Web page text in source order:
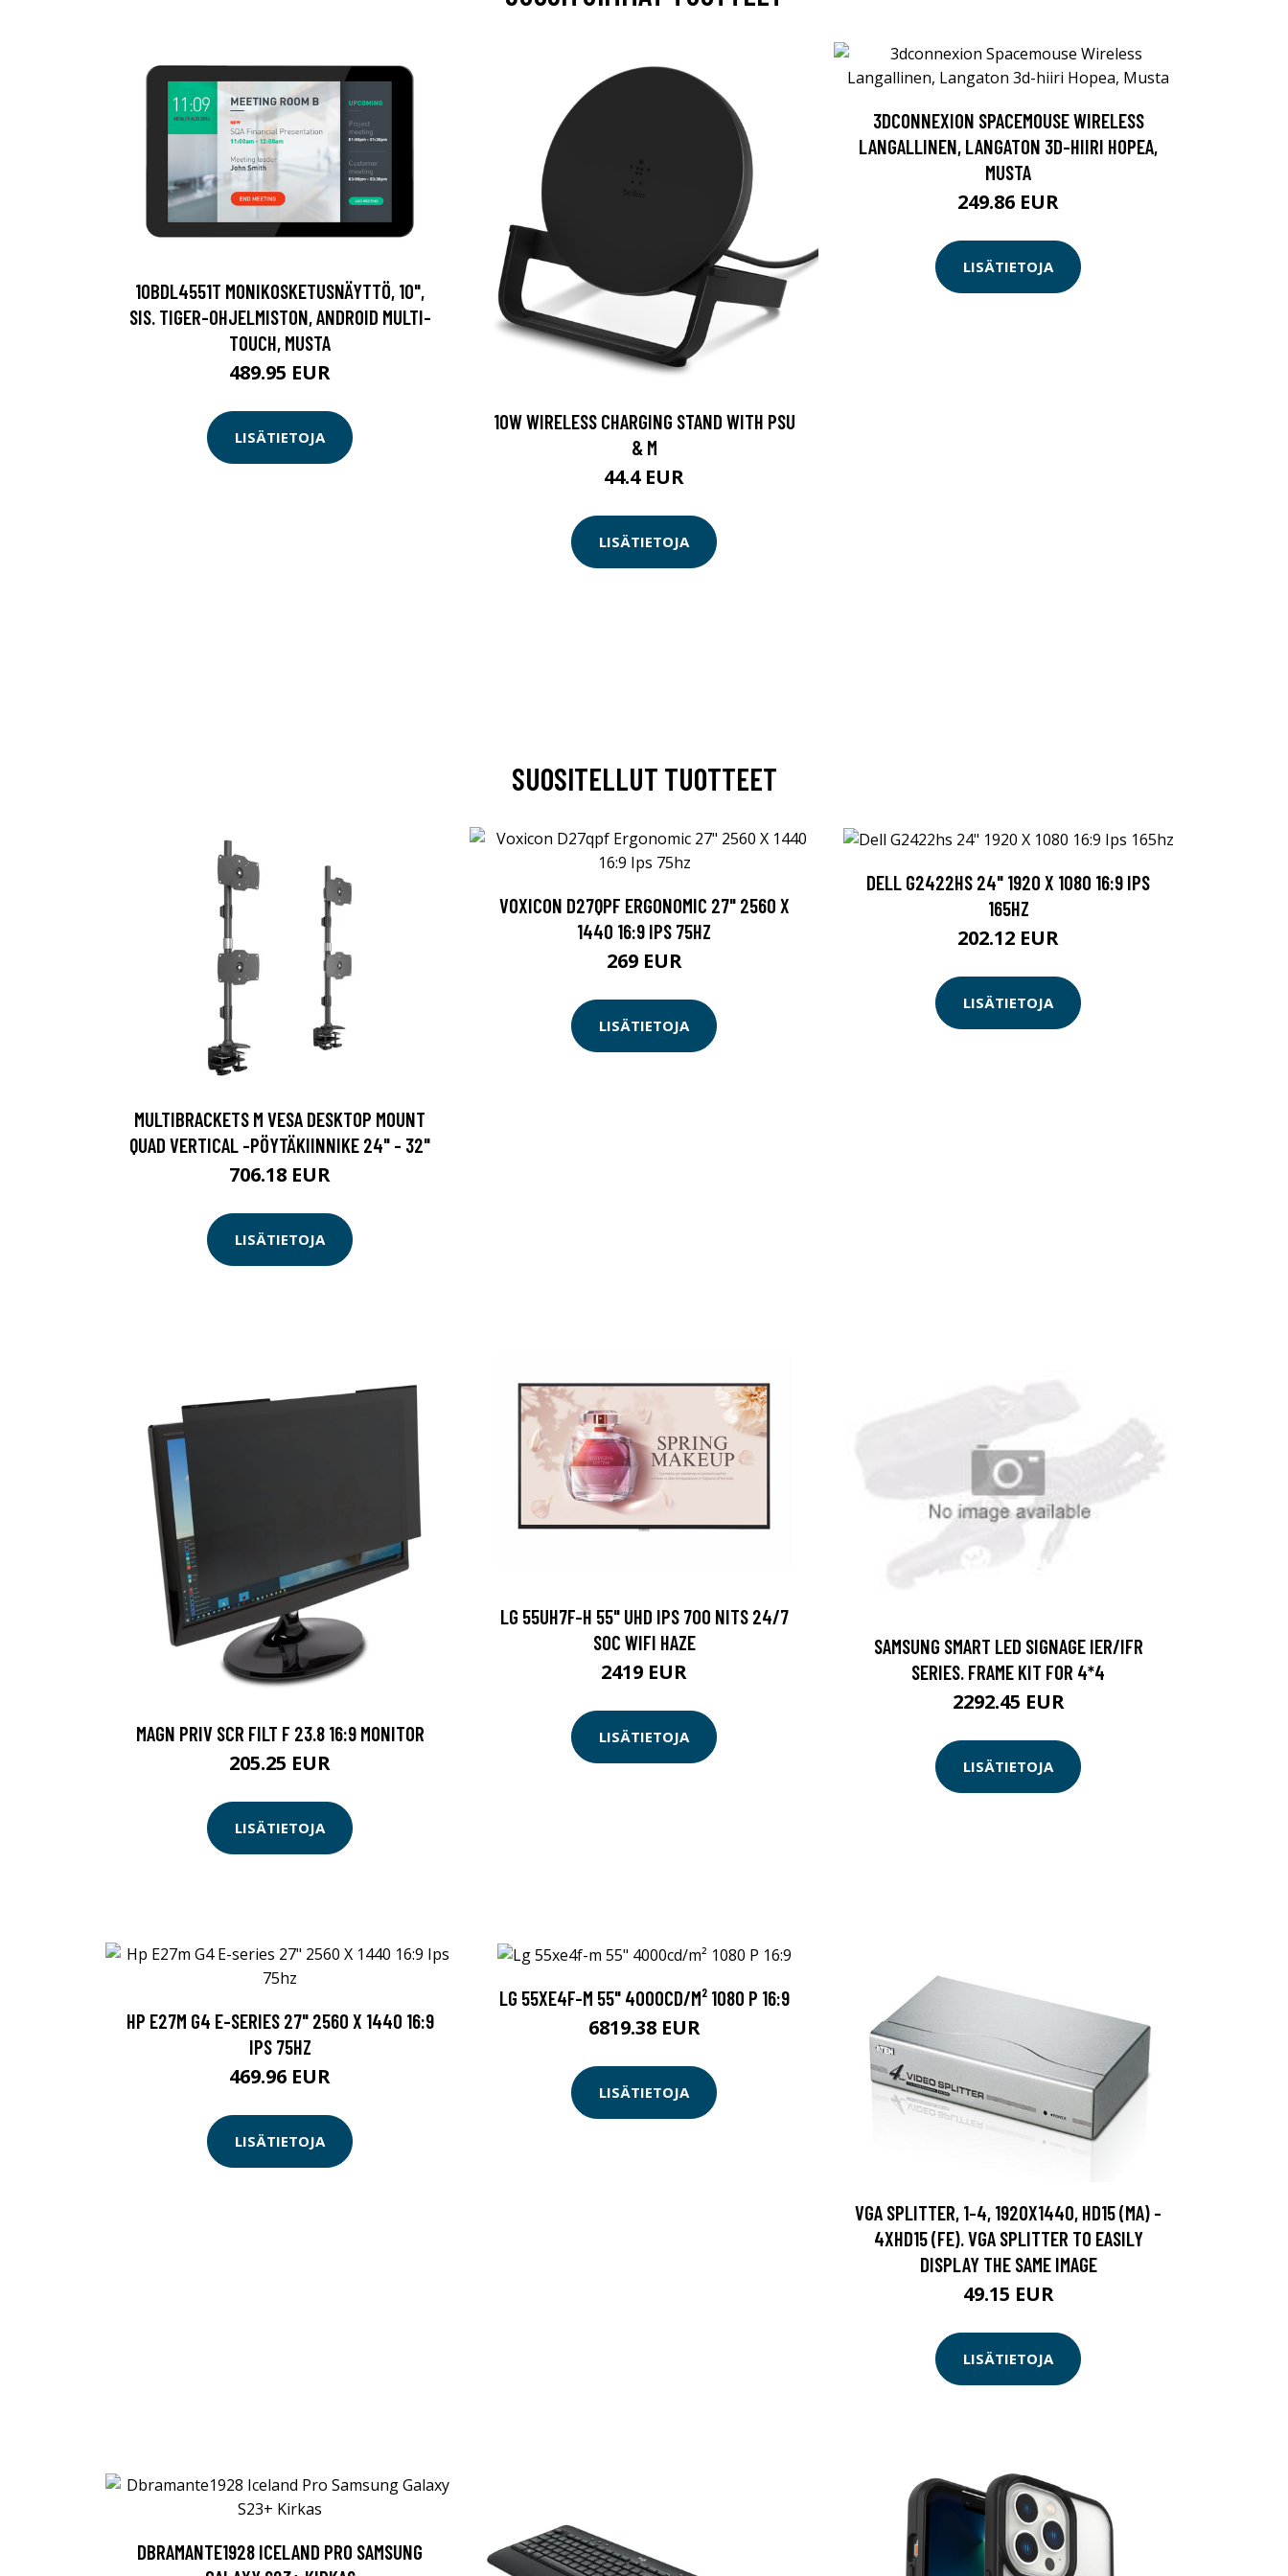
10BDL4551T MONIKOSKETUSNÄYTTÖ, 10",
SIS. TIGER-OHJELMISTON, ANDROID MULTI-
TOUCH, MUSTA
489.95 EUR
LISÄTIETOJA
10W WIRELESS CHARGING STAND WITH PSU
& M
44.4 EUR
LISÄTIETOJA
3DCONNEXION SPACEMOUSE WIRELESS
LANGALLINEN, LANGATON 3D-HIIRI HOPEA,
MUSTA
249.86 EUR
LISÄTIETOJA
SUOSITELLUT TUOTTEET
MULTIBRACKETS M VESA DESKTOP MOUNT
QUAD VERTICAL -PÖYTÄKIINNIKE 24" - 32"
706.18 EUR
LISÄTIETOJA
VOXICON D27QPF ERGONOMIC 27" 2560 X
1440 16:9 IPS 75HZ
269 EUR
LISÄTIETOJA
DELL G2422HS 24" 1920 X 1080 16:9 IPS
165HZ
202.12 EUR
LISÄTIETOJA
MAGN PRIV SCR FILT F 23.8 16:9 MONITOR
205.25 EUR
LISÄTIETOJA
LG 55UH7F-H 55" UHD IPS 700 NITS 24/7
SOC WIFI HAZE
2419 EUR
LISÄTIETOJA
SAMSUNG SMART LED SIGNAGE IER/IFR
SERIES. FRAME KIT FOR 4*4
2292.45 EUR
LISÄTIETOJA
HP E27M G4 E-SERIES 27" 2560 X 1440 16:9
IPS 75HZ
469.96 EUR
LISÄTIETOJA
LG 55XE4F-M 55" 4000CD/M² 1080 P 16:9
6819.38 EUR
LISÄTIETOJA
VGA SPLITTER, 1-4, 1920X1440, HD15 (MA) -
4XHD15 (FE). VGA SPLITTER TO EASILY
DISPLAY THE SAME IMAGE
49.15 EUR
LISÄTIETOJA
DBRAMANTE1928 ICELAND PRO SAMSUNG